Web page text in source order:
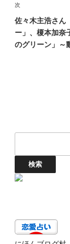
ー
シ
ョ
ン
次
の
稿
次
佐々木主浩さん
ー」、榎本加奈
のグリーン」～